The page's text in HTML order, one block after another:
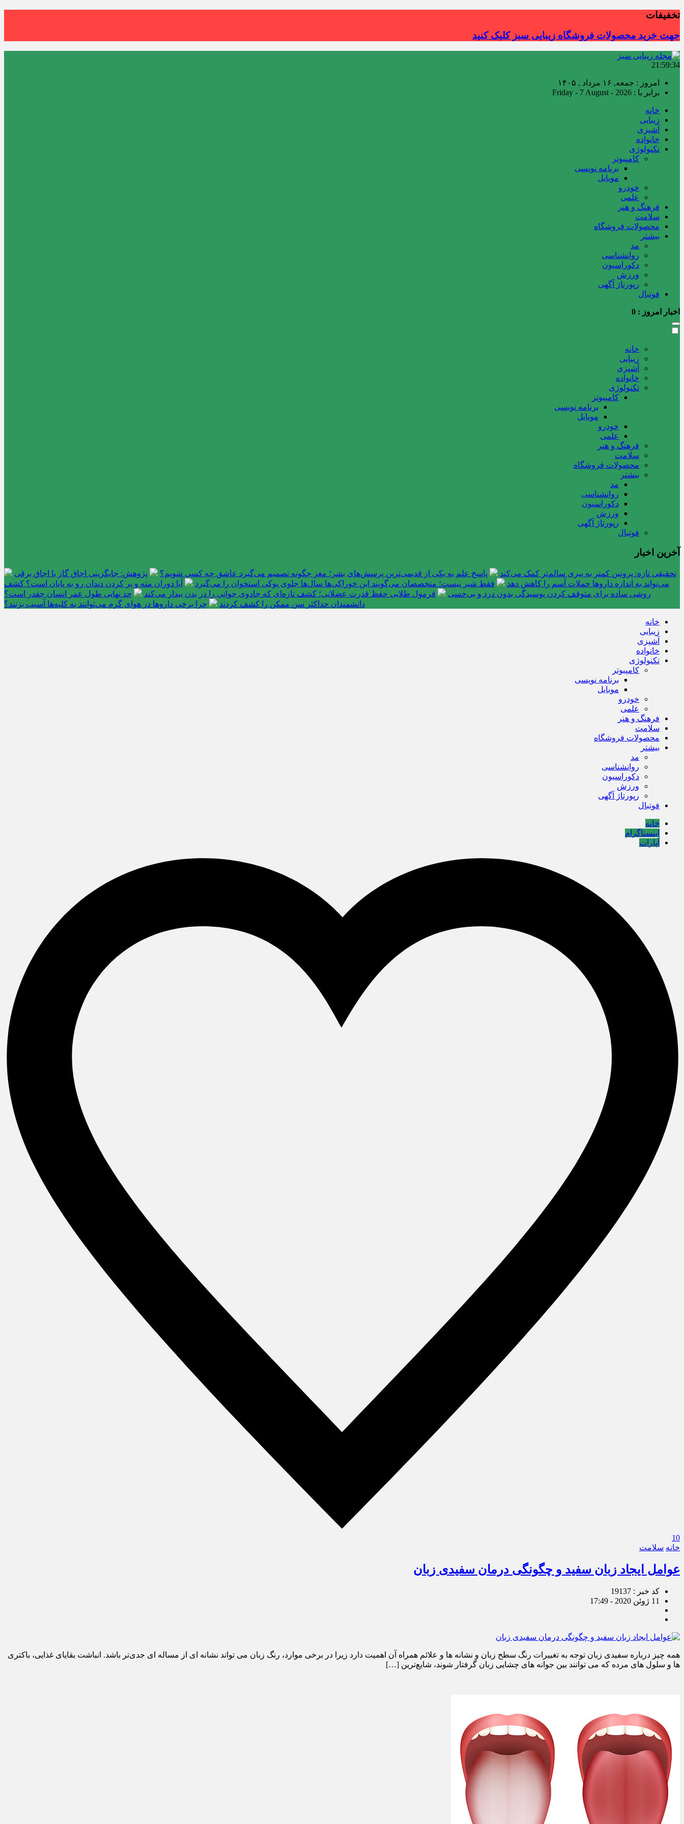
تخفیفات
جهت خرید محصولات فروشگاه زیبایی سبز کلیک کنید
21:59:35
امروز : جمعه, ۱۶ مرداد , ۱۴۰۵
برابر با : Friday - 7 August - 2026
خانه
زیبایی
آشپزی
خانواده
تکنولوژی
کامپیوتر
برنامه نویسی
موبایل
خودرو
علمی
فرهنگ و هنر
سلامت
محصولات فروشگاه
بیشتر
مد
روانشناسی
دکوراسیون
ورزش
رپورتاژ آگهی
فوتبال
اخبار امروز : 0
خانه
زیبایی
آشپزی
خانواده
تکنولوژی
کامپیوتر
برنامه نویسی
موبایل
خودرو
علمی
فرهنگ و هنر
سلامت
محصولات فروشگاه
بیشتر
مد
روانشناسی
دکوراسیون
ورزش
رپورتاژ آگهی
فوتبال
آخرین اخبار
تحقیقی تازه: پروتین کمتر به پیری سالم‌تر کمک می‌کند پاسخ علم به یکی از قدیمی‌ترین پرسش‌های بشر؛ مغز چگونه تصمیم می‌گیرد عاشق چه کسی شویم؟
پژوهش: جایگزینی اجاق گاز با اجاق برقی
می‌تواند به اندازه داروها حملات آسم را کاهش دهد
فقط شیر نیست؛ متخصصان می‌گویند این خوراکی‌ها سال‌ها جلوی پوکی استخوان را می‌گیرد
آیا دوران مته و پر کردن دندان رو به پایان است؟ کشف
روشی ساده برای متوقف کردن پوسیدگی بدون درد و بی‌حسی
فرمول طلایی حفظ قدرت عضلانی؛ کشف تازه‌ای که جادوی جوانی را در بدن بیدار می‌کند
حد نهایی طول عمر انسان چقدر است؟
دانشمندان حداکثر سن ممکن را کشف کردند
چرا برخی داروها در هوای گرم می‌توانند به کلیه‌ها آسیب بزنند؟
خانه
زیبایی
آشپزی
خانواده
تکنولوژی
کامپیوتر
برنامه نویسی
موبایل
خودرو
علمی
فرهنگ و هنر
سلامت
محصولات فروشگاه
بیشتر
مد
روانشناسی
دکوراسیون
ورزش
رپورتاژ آگهی
فوتبال
خانه
اینستاگرام
آپارات
10
خانه سلامت
عوامل ایجاد زبان سفید و چگونگی درمان سفیدی زبان
کد خبر : 19137
11 ژوئن 2020 - 17:49
همه چیز درباره سفیدی زبان توجه به تغییرات رنگ سطح زبان و نشانه ها و علائم همراه آن اهمیت دارد زیرا در برخی موارد، رنگ زبان می تواند نشانه ای از مساله ای جدی‌تر باشد. انباشت بقایای غذایی، باکتری
ها و سلول های مرده که می توانند بین جوانه های چشایی زبان گرفتار شوند، شایع‌ترین […]